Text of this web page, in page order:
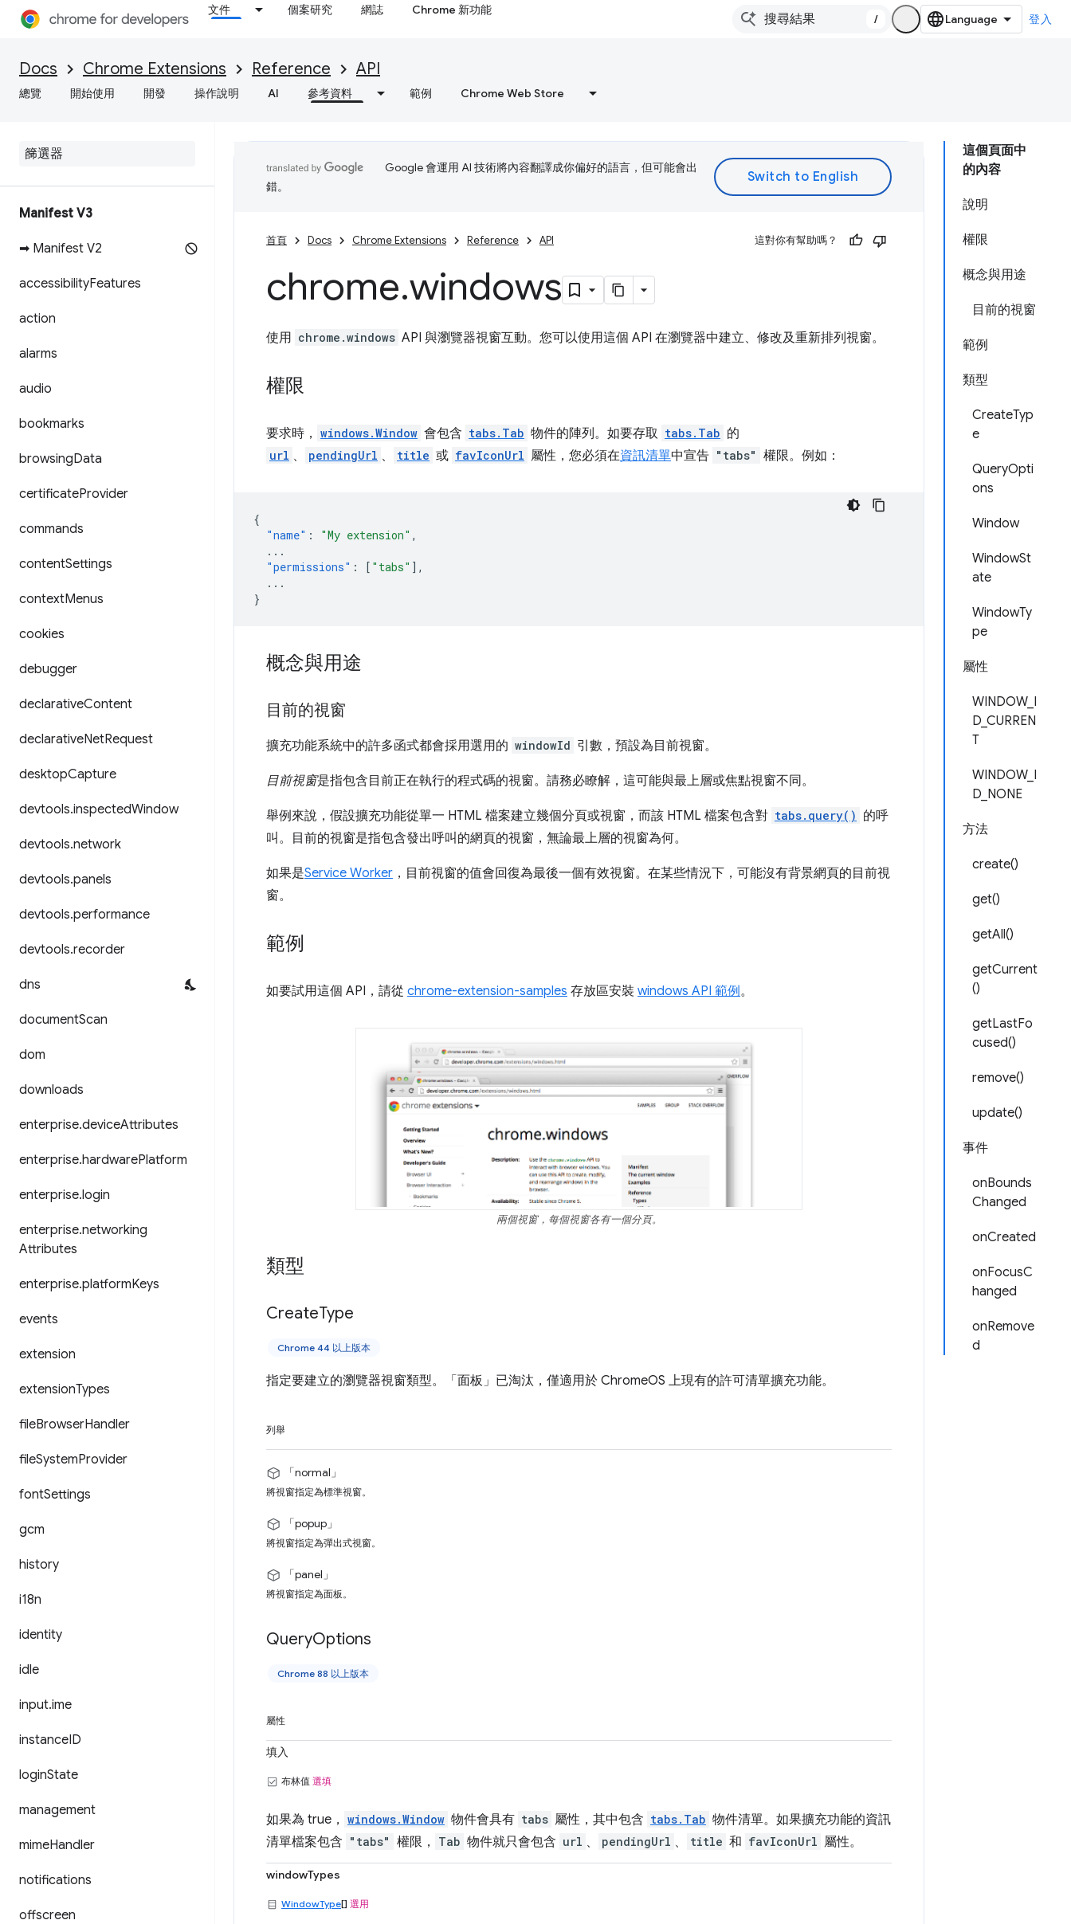
文件 個案研究 網誌 Chrome 新功能
/ 登入
Docs Chrome Extensions Reference API
總覽 開始使用 開發 操作說明 AI 參考資料 範例 Chrome Web Store
Manifest V3
➡ Manifest V2
accessibilityFeatures
action
alarms
audio
bookmarks
browsingData
certificateProvider
commands
contentSettings
contextMenus
cookies
debugger
declarativeContent
declarativeNetRequest
desktopCapture
devtools.inspectedWindow
devtools.network
devtools.panels
devtools.performance
devtools.recorder
dns
documentScan
dom
downloads
enterprise.deviceAttributes
enterprise.hardwarePlatform
enterprise.login
enterprise.networking
Attributes
enterprise.platformKeys
events
extension
extensionTypes
fileBrowserHandler
fileSystemProvider
fontSettings
gcm
history
i18n
identity
idle
input.ime
instanceID
loginState
management
mimeHandler
notifications
offscreen
這個頁面中
的內容
說明
權限
概念與用途
目前的視窗
範例
類型
CreateTyp
e
QueryOpti
ons
Window
WindowSt
ate
WindowTy
pe
屬性
WINDOW_I
D_CURREN
T
WINDOW_I
D_NONE
方法
create()
get()
getAll()
getCurrent
()
getLastFo
cused()
remove()
update()
事件
onBounds
Changed
onCreated
onFocusC
hanged
onRemove
d
Google 會運用 AI 技術將內容翻譯成你偏好的語言，但可能會出
錯。
首頁 Docs Chrome Extensions Reference API 這對你有幫助嗎？
chrome.windows
使用 chrome.windows API 與瀏覽器視窗互動。您可以使用這個 API 在瀏覽器中建立、修改及重新排列視窗。
權限
要求時， windows.Window 會包含 tabs.Tab 物件的陣列。如要存取 tabs.Tab 的
url 、 pendingUrl 、 title 或 favIconUrl 屬性，您必須在資訊清單中宣告 "tabs" 權限。例如：
{
"name" : "My extension" ,
...
"permissions" : [ "tabs" ],
...
}
概念與用途
目前的視窗
擴充功能系統中的許多函式都會採用選用的 windowId 引數，預設為目前視窗。
目前視窗是指包含目前正在執行的程式碼的視窗。請務必瞭解，這可能與最上層或焦點視窗不同。
舉例來說，假設擴充功能從單一 HTML 檔案建立幾個分頁或視窗，而該 HTML 檔案包含對 tabs.query() 的呼
叫。目前的視窗是指包含發出呼叫的網頁的視窗，無論最上層的視窗為何。
如果是Service Worker ，目前視窗的值會回復為最後一個有效視窗。在某些情況下，可能沒有背景網頁的目前視
窗。
範例
如要試用這個 API，請從 chrome-extension-samples 存放區安裝 windows API 範例。
兩個視窗，每個視窗各有一個分頁。
類型
CreateType
Chrome 44 以上版本
指定要建立的瀏覽器視窗類型。「面板」已淘汰，僅適用於 ChromeOS 上現有的許可清單擴充功能。
列舉
「normal」
將視窗指定為標準視窗。
「popup」
將視窗指定為彈出式視窗。
「panel」
將視窗指定為面板。
QueryOptions
Chrome 88 以上版本
屬性
填入
布林值 選填
如果為 true， windows.Window 物件會具有 tabs 屬性，其中包含 tabs.Tab 物件清單。如果擴充功能的資訊
清單檔案包含 "tabs" 權限， Tab 物件就只會包含 url 、 pendingUrl 、 title 和 favIconUrl 屬性。
windowTypes
WindowType[] 選用